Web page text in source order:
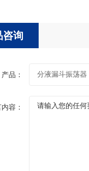
咨询
产品：
容：